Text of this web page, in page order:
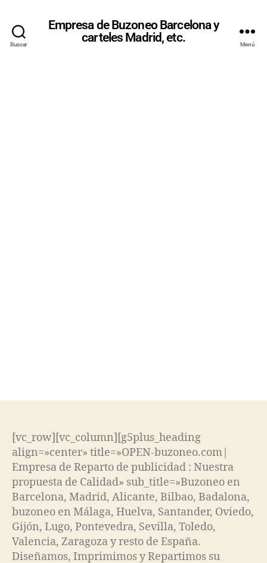
Buscar
Empresa de Buzoneo Barcelona y
carteles Madrid, etc.
Menú
[vc_row][vc_column][g5plus_heading
align=»center» title=»OPEN-buzoneo.com|
Empresa de Reparto de publicidad : Nuestra
propuesta de Calidad» sub_title=»Buzoneo en
Barcelona, Madrid, Alicante, Bilbao, Badalona,
buzoneo en Málaga, Huelva, Santander, Oviedo,
Gijón, Lugo, Pontevedra, Sevilla, Toledo,
Valencia, Zaragoza y resto de España.
Diseñamos, Imprimimos y Repartimos su